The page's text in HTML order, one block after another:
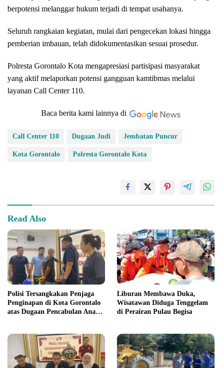
berpotensi melanggar hukum terjadi di tempat usahanya.
Seluruh rangkaian kegiatan, mulai dari pengecekan lokasi hingga
pemberian imbauan, telah didokumentasikan sesuai prosedur.
Polresta Gorontalo Kota mengapresiasi partisipasi masyarakat
yang aktif melaporkan potensi gangguan kamtibmas melalui
layanan Call Center 110.
Baca berita kami lainnya di
Call Center 110 Dugaan Judi Jembatan Puncur
Kota Gorontalo Polresta Gorontalo Kota
Read Also
Polisi Tersangkakan Penjaga
Penginapan di Kota Gorontalo
atas Dugaan Pencabulan Anak
Liburan Membawa Duka,
Wisatawan Diduga Tenggelam
di Perairan Pulau Bogisa